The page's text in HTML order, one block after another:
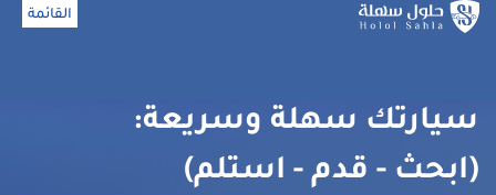
القائمة
سيارتك سهلة وسريعة:
(ابحث - قدم - استلم)